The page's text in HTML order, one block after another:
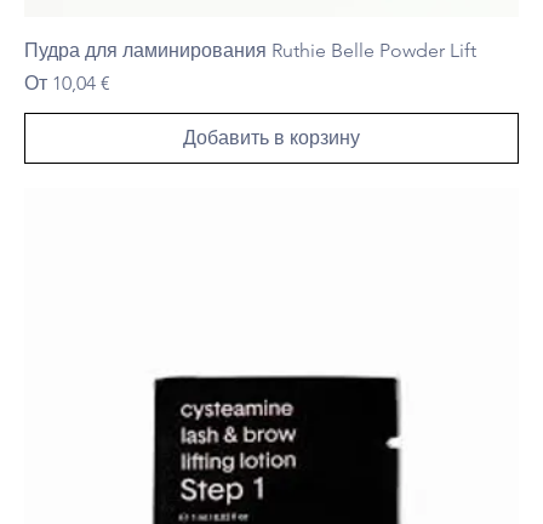
Пудра для ламинирования Ruthie Belle Powder Lift
От 10,04 €
Цена со скидкой
Добавить в корзину